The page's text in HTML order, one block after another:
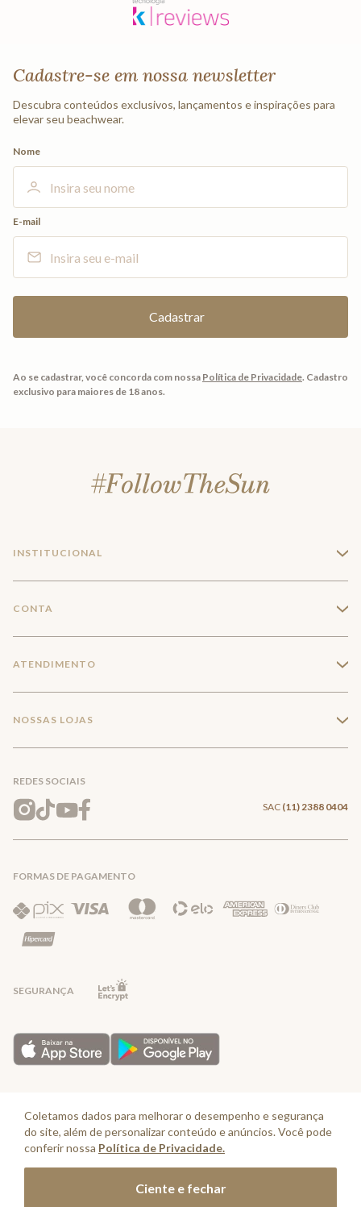
Coletamos dados para melhorar o desempenho e segurança
do site, além de personalizar conteúdo e anúncios. Você pode
conferir nossa Política de Privacidade.
Ciente e fechar
Cadastre-se em nossa newsletter
Descubra conteúdos exclusivos, lançamentos e inspirações para
elevar seu beachwear.
Nome
E-mail
Ao se cadastrar, você concorda com nossa Política de Privacidade. Cadastro
exclusivo para maiores de 18 anos.
INSTITUCIONAL +
Trabalhe conosco
Mapa do Site
CONTA +
Meus pedidos
Wishlist
ATENDIMENTO +
Entrega e Frete
Trocas e Devoluções
Política de Privacidade
NOSSAS LOJAS +
REDES SOCIAIS
SAC (11) 2388 0404
FORMAS DE PAGAMENTO
SEGURANÇA
sexta-feira até as 16:30, exceto feriados - Rua Alpont, 428 nível 2 - Bairro
Capuava Mauá - São Paulo, CEP: 09380-115 - Valisere Comércio de Roupas e
Acessórios Ltda - CNPJ: 57.484.768/0064-89
© Cia. Marítima 2025 - Todos os direitos reservados